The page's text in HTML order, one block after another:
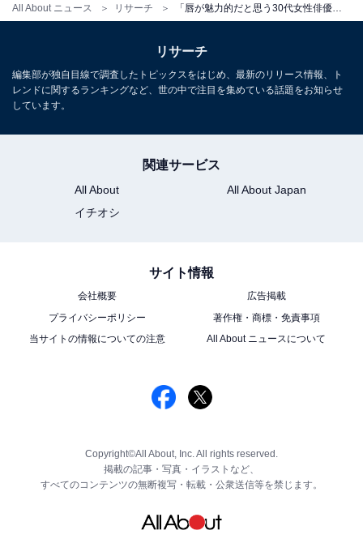
All About ニュース リサーチ 「唇が魅力的だと思う30代女性俳優」ランキング！ 2位「北川景子」を抑えた“圧倒的1位”は？
リサーチ
編集部が独自目線で調査したトピックスをはじめ、最新のリリース情報、ト
レンドに関するランキングなど、世の中で注目を集めている話題をお知らせ
しています。
関連サービス
All About
All About Japan
イチオシ
サイト情報
会社概要
広告掲載
プライバシーポリシー
著作権・商標・免責事項
当サイトの情報についての注意
All About ニュースについて
Copyright©All About, Inc. All rights reserved.
掲載の記事・写真・イラストなど、
すべてのコンテンツの無断複写・転載・公衆送信等を禁じます。